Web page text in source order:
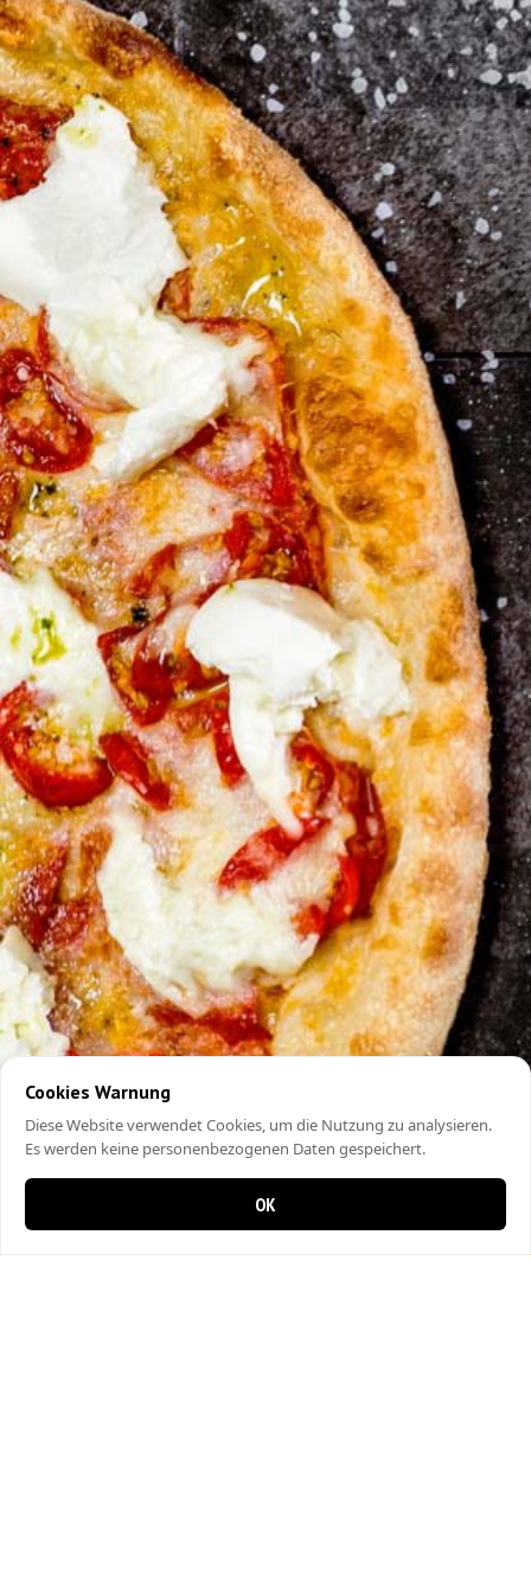
Cookies Warnung
Diese Website verwendet Cookies, um die Nutzung zu analysieren.
Es werden keine personenbezogenen Daten gespeichert.
OK